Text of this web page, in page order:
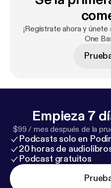
¡Regístrate ahora y
One
Empieza 7
$99 / mes después de la
Podcasts solo en
20 horas de
Podcast gratuitos